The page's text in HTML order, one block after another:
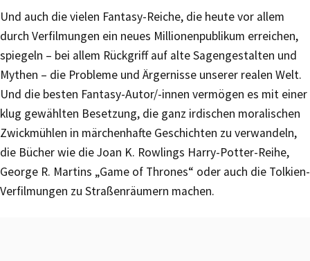
Und auch die vielen Fantasy-Reiche, die heute vor allem
durch Verfilmungen ein neues Millionenpublikum erreichen,
spiegeln – bei allem Rückgriff auf alte Sagengestalten und
Mythen – die Probleme und Ärgernisse unserer realen Welt.
Und die besten Fantasy-Autor/-innen vermögen es mit einer
klug gewählten Besetzung, die ganz irdischen moralischen
Zwickmühlen in märchenhafte Geschichten zu verwandeln,
die Bücher wie die Joan K. Rowlings Harry-Potter-Reihe,
George R. Martins „Game of Thrones“ oder auch die Tolkien-
Verfilmungen zu Straßenräumern machen.